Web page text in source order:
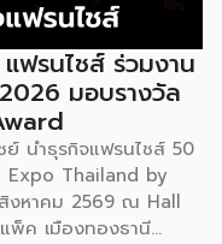
รนไชส์ ร่วมงาน
มอบรางวัล
นำธุรกิจแฟรนไชส์ 50
Expo Thailand by
สิงหาคม 2569 ณ Hall
พ็ค เมืองทองธานี